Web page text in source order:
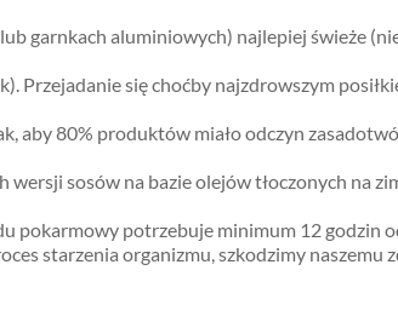
garnkach aluminiowych) najlepiej świeże
Przejadanie się choćby najzdrowszym
aby 80% produktów miało odczyn
sosów na bazie olejów tłoczonych na
pokarmowy potrzebuje minimum 12 godzin
starzenia organizmu, szkodzimy naszemu